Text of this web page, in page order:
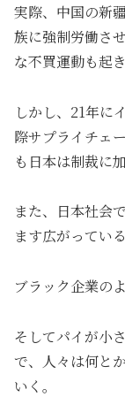
実際、中国の新
族に強制労働さ
な不買運動も起き
しかし、21年に
際サプライチェ
も日本は制裁に
また、日本社会
ます広がっている
ブラック企業の
そしてパイが小
で、人々は何と
いく。